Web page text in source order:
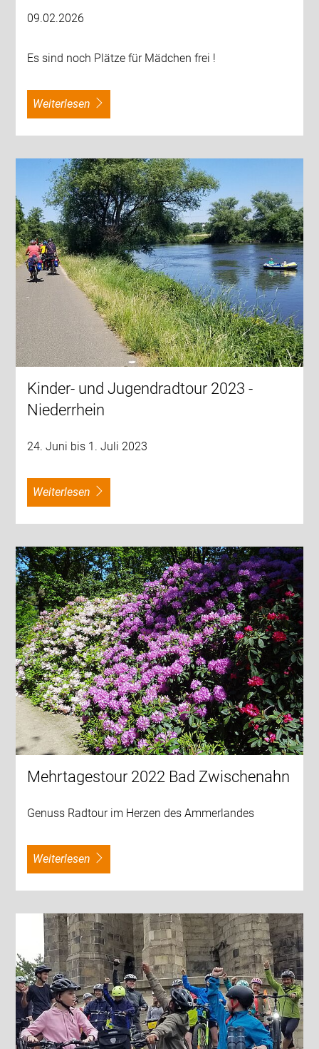
09.02.2026
Es sind noch Plätze für Mädchen frei !
weiterlesen
Kinder- und Jugendradtour 2023 -
Niederrhein
24. Juni bis 1. Juli 2023
weiterlesen
Mehrtagestour 2022 Bad Zwischenahn
Genuss Radtour im Herzen des Ammerlandes
weiterlesen